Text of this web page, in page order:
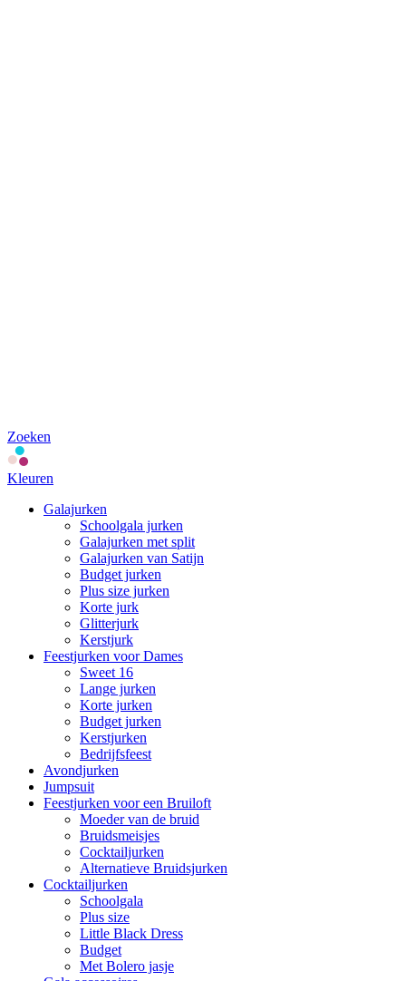
Zoeken
Kleuren
Galajurken
Schoolgala jurken
Galajurken met split
Galajurken van Satijn
Budget jurken
Plus size jurken
Korte jurk
Glitterjurk
Kerstjurk
Feestjurken voor Dames
Sweet 16
Lange jurken
Korte jurken
Budget jurken
Kerstjurken
Bedrijfsfeest
Avondjurken
Jumpsuit
Feestjurken voor een Bruiloft
Moeder van de bruid
Bruidsmeisjes
Cocktailjurken
Alternatieve Bruidsjurken
Cocktailjurken
Schoolgala
Plus size
Little Black Dress
Budget
Met Bolero jasje